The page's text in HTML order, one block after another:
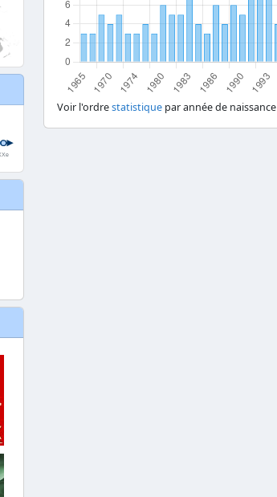
Voir l'ordrestatistique par année de naissance